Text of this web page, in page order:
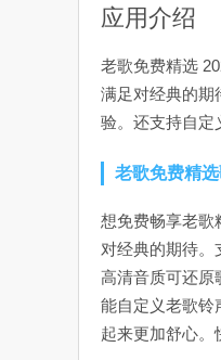
应用介绍
老歌免费精选
满足对经典的期
验。还支持自定
老歌免费精
想免费畅享老歌
对经典的期待。
高清音质可还原
能自定义老歌铃
起来更加舒心。